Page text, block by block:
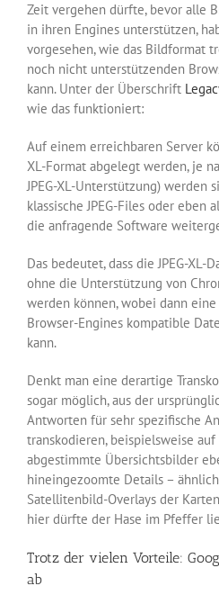
Zeit vergehen dürfte, bevor alle
in ihren Engines unterstützen,
vorgesehen, wie das Bildformat
noch nicht unterstützenden
kann. Unter der Überschrift
wie das funktioniert:
Auf einem erreichbaren Server
XL-Format abgelegt werden, je
JPEG-XL-Unterstützung) werden
klassische JPEG-Files oder eben
die anfragende Software
Das bedeutet, dass die JPEG-XL-
ohne die Unterstützung von
werden können, wobei dann
Browser-Engines kompatible
kann.
Denkt man eine derartige
sogar möglich, aus der
Antworten für sehr spezifische
transkodieren, beispielsweise
abgestimmte Übersichtsbilder
hineingezoomte Details –
Satellitenbild-Overlays der
hier dürfte der Hase im Pfeffer
Trotz der vielen Vorteile:
ab